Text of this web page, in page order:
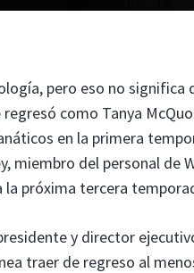
pero eso no
como Tanya
en la primera
miembro del personal de
próxima tercera
y director
traer de regreso al